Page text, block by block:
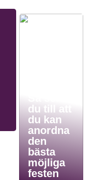
du till att
du kan
anordna
den
bästa
möjliga
festen